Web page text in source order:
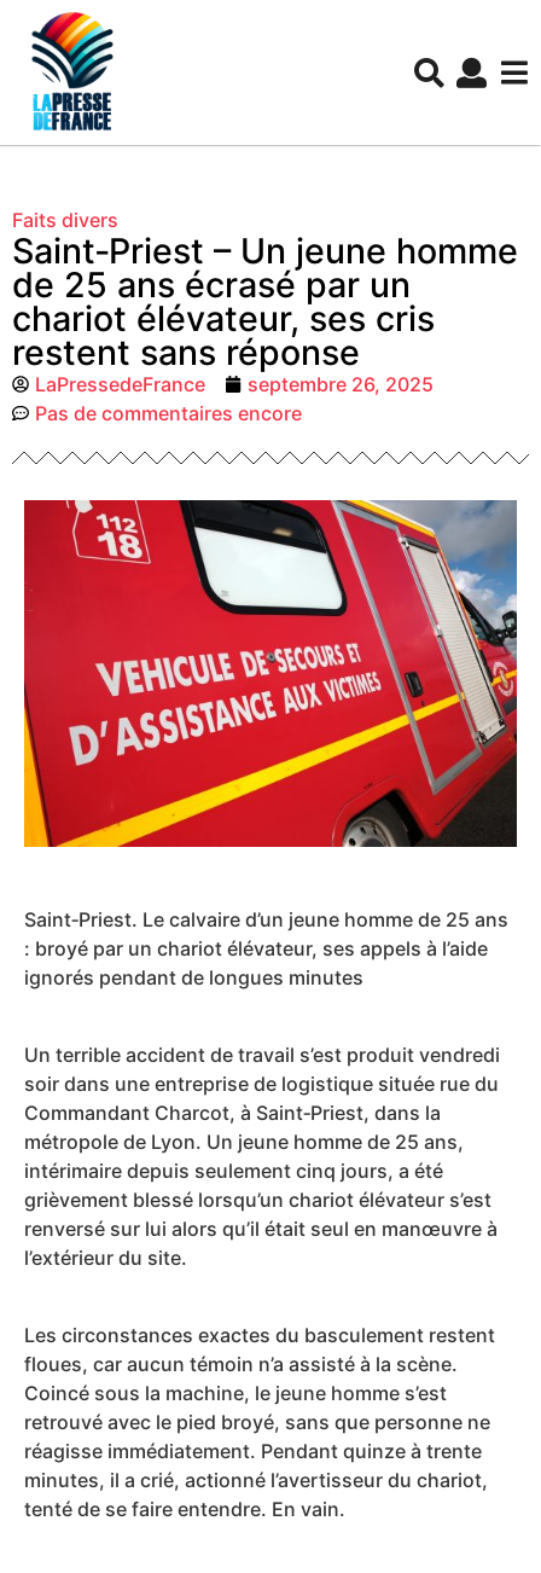
Faits divers
Saint‑Priest – Un jeune homme
de 25 ans écrasé par un
chariot élévateur, ses cris
restent sans réponse
LaPressedeFrance
septembre 26, 2025
Pas de commentaires encore
Saint‑Priest. Le calvaire d’un jeune homme de 25 ans
: broyé par un chariot élévateur, ses appels à l’aide
ignorés pendant de longues minutes
Un terrible accident de travail s’est produit vendredi
soir dans une entreprise de logistique située rue du
Commandant Charcot, à Saint‑Priest, dans la
métropole de Lyon. Un jeune homme de 25 ans,
intérimaire depuis seulement cinq jours, a été
grièvement blessé lorsqu’un chariot élévateur s’est
renversé sur lui alors qu’il était seul en manœuvre à
l’extérieur du site.
Les circonstances exactes du basculement restent
floues, car aucun témoin n’a assisté à la scène.
Coincé sous la machine, le jeune homme s’est
retrouvé avec le pied broyé, sans que personne ne
réagisse immédiatement. Pendant quinze à trente
minutes, il a crié, actionné l’avertisseur du chariot,
tenté de se faire entendre. En vain.